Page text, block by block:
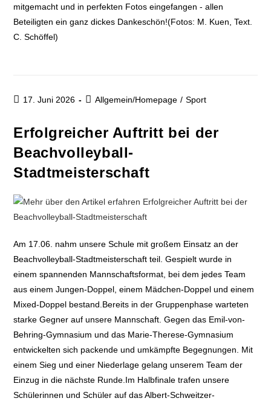
mitgemacht und in perfekten Fotos eingefangen - allen
Beteiligten ein ganz dickes Dankeschön!(Fotos: M. Kuen, Text.
C. Schöffel)
17. Juni 2026 Allgemein/Homepage / Sport
Erfolgreicher Auftritt bei der
Beachvolleyball-
Stadtmeisterschaft
Am 17.06. nahm unsere Schule mit großem Einsatz an der
Beachvolleyball-Stadtmeisterschaft teil. Gespielt wurde in
einem spannenden Mannschaftsformat, bei dem jedes Team
aus einem Jungen-Doppel, einem Mädchen-Doppel und einem
Mixed-Doppel bestand.Bereits in der Gruppenphase warteten
starke Gegner auf unsere Mannschaft. Gegen das Emil-von-
Behring-Gymnasium und das Marie-Therese-Gymnasium
entwickelten sich packende und umkämpfte Begegnungen. Mit
einem Sieg und einer Niederlage gelang unserem Team der
Einzug in die nächste Runde.Im Halbfinale trafen unsere
Schülerinnen und Schüler auf das Albert-Schweitzer-